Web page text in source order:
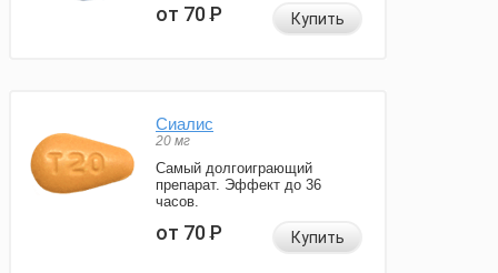
от 70Р Купить
Сиалис
20 мг
Самый долгоиграющий
препарат. Эффект до 36
часов.
от 70Р Купить